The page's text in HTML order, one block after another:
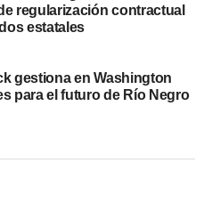
regularización contractual
estatales
gestiona en Washington
para el futuro de Río Negro